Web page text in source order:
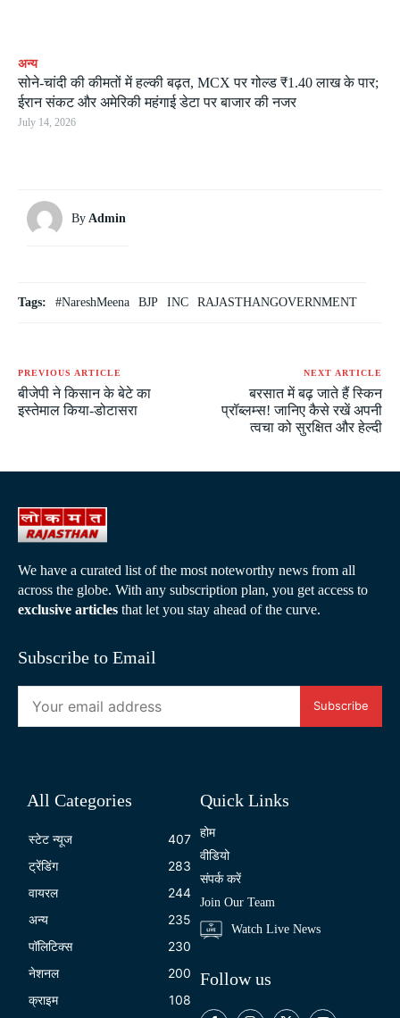
अन्य
सोने-चांदी की कीमतों में हल्की बढ़त, MCX पर गोल्ड ₹1.40 लाख के पार;
ईरान संकट और अमेरिकी महंगाई डेटा पर बाजार की नजर
July 14, 2026
By Admin
Tags: #NareshMeena BJP INC RAJASTHANGOVERNMENT
PREVIOUS ARTICLE
बीजेपी ने किसान के बेटे का
इस्तेमाल किया-डोटासरा
NEXT ARTICLE
बरसात में बढ़ जाते हैं स्किन
प्रॉब्लम्स! जानिए कैसे रखें अपनी
त्वचा को सुरक्षित और हेल्दी
We have a curated list of the most noteworthy news from all
across the globe. With any subscription plan, you get access to
exclusive articles that let you stay ahead of the curve.
Subscribe to Email
Subscribe
All Categories
स्टेट न्यूज
407
ट्रेंडिंग
283
वायरल
244
अन्य
235
पॉलिटिक्स
230
नेशनल
200
क्राइम
108
Quick Links
होम
वीडियो
संपर्क करें
Join Our Team
Watch Live News
Follow us